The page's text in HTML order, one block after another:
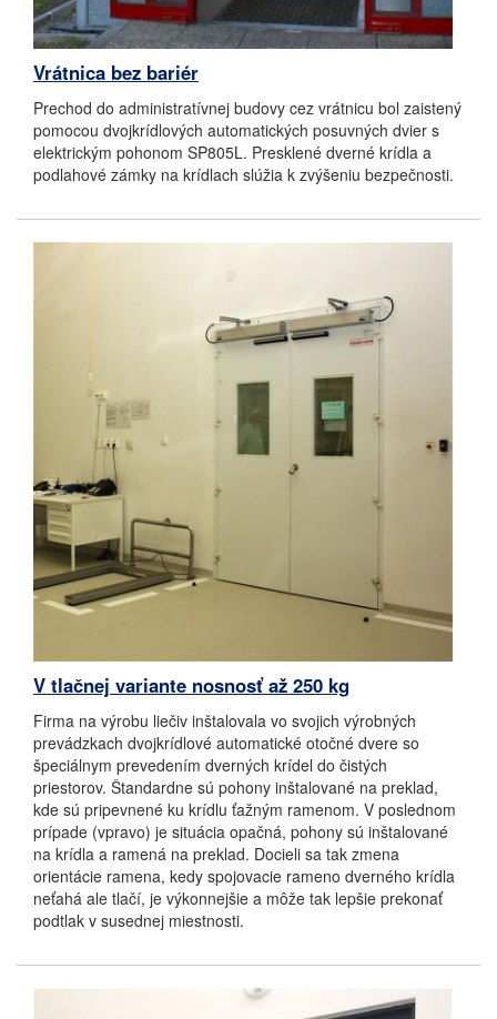
Vrátnica bez bariér
Prechod do administratívnej budovy cez vrátnicu bol zaistený
pomocou dvojkrídlových automatických posuvných dvier s
elektrickým pohonom SP805L. Presklené dverné krídla a
podlahové zámky na krídlach slúžia k zvýšeniu bezpečnosti.
V tlačnej variante nosnosť až 250 kg
Firma na výrobu liečiv inštalovala vo svojich výrobných
prevádzkach dvojkrídlové automatické otočné dvere so
špeciálnym prevedením dverných krídel do čistých
priestorov. Štandardne sú pohony inštalované na preklad,
kde sú pripevnené ku krídlu ťažným ramenom. V poslednom
prípade (vpravo) je situácia opačná, pohony sú inštalované
na krídla a ramená na preklad. Docieli sa tak zmena
orientácie ramena, kedy spojovacie rameno dverného krídla
neťahá ale tlačí, je výkonnejšie a môže tak lepšie prekonať
podtlak v susednej miestnosti.